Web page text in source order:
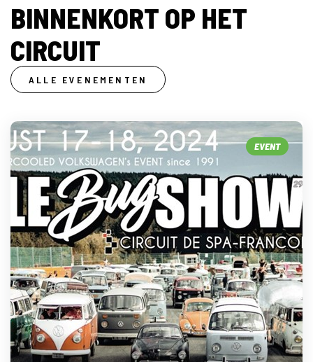
BINNENKORT OP HET
CIRCUIT
ALLE EVENEMENTEN
EVENT